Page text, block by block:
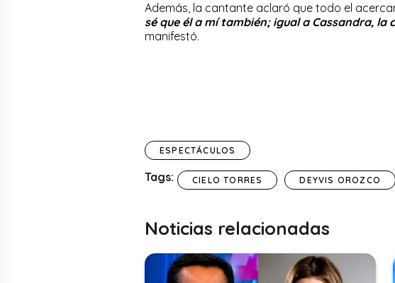
Además, la cantante aclaró que todo el
sé que él a mí también; igual a Cassandra, la
manifestó.
ESPECTÁCULOS
Tags: CIELO TORRES DEYVIS OROZCO
Noticias relacionadas